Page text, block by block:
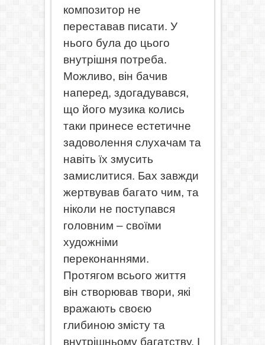
композитор не
переставав писати. У
нього була до цього
внутрішня потреба.
Можливо, він бачив
наперед, здогадувався,
що його музика колись
таки принесе естетичне
задоволення слухачам та
навіть їх змусить
замислитися. Бах завжди
жертвував багато чим, та
ніколи не поступався
головним – своїми
художніми
переконаннями.
Протягом всього життя
він створював твори, які
вражають своєю
глибиною змісту та
внутрішньому багатству. І